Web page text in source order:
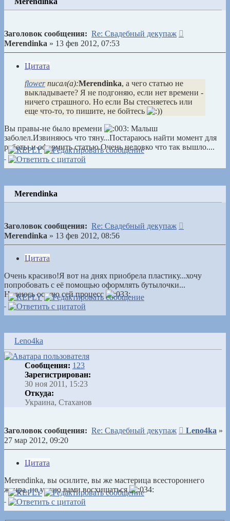
Заголовок сообщения: Re: Свадебный декупаж
Merendinka » 13 фев 2012, 07:53
Цитата
flowerписал(а):Merendinka, а чего статью не
выкладываете? Я не подгоняю, если нет времени -
ничего страшного. Но если Вы стесняетесь или
еще что-то, то пишите, не бойтесь
)
Вы правы-не было времени
Малыш
заболел.Извиняюсь что тяну...Постараюсь найти момент для
работы и оформить статью.Очень неловко что так вышло....
Merendinka
Заголовок сообщения: Re: Свадебный декупаж
Merendinka » 13 фев 2012, 08:56
Цитата
Очень красиво!Я вот на днях приобрела пластику...хочу
попробовать с её помощью оформлять бутылочки...
Надеюсь осилю сей процесс
Leno4ka
Сообщения: 123
Зарегистрирован:
30 ноя 2011, 15:23
Откуда:
Украина, Стаханов
Заголовок сообщения: Re: Свадебный декупаж Сообщение
Leno4ka »
27 мар 2012, 09:20
Цитата
Merendinka, вы осилите, вы же мастерица всестороннего
жанра, не устаю вами восхищаться